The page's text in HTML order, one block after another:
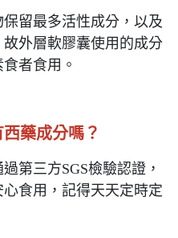
留最多活性成分，以及
外層軟膠囊使用的成分
者食用。
藥成分嗎？
第三方SGS檢驗認證，
食用，記得天天定時定